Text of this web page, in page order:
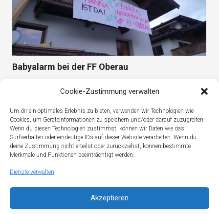
Cookie-Zustimmung verwalten
Um dir ein optimales Erlebnis zu bieten, verwenden wir Technologien wie
Cookies, um Geräteinformationen zu speichern und/oder darauf zuzugreifen.
Wenn du diesen Technologien zustimmst, können wir Daten wie das
Surfverhalten oder eindeutige IDs auf dieser Website verarbeiten. Wenn du
deine Zustimmung nicht erteilst oder zurückziehst, können bestimmte
Merkmale und Funktionen beeinträchtigt werden.
Dienste verwalten
Akzeptieren
Babyalarm bei der FF Oberau